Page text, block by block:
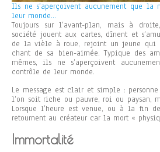
Ils ne s’aperçoivent aucunement que
leur monde…
Toujours sur l’avant-plan, mais à
société jouent aux cartes, dînent et
de la vièle à roue, rejoint un jeune qui
chant de sa bien-aimée. Typique des
mêmes, ils ne s’aperçoivent
contrôle de leur monde.
Le message est clair et simple :
l’on soit riche ou pauvre, roi ou paysan,
Lorsque l’heure est venue, ou à la fin
retournent au créateur car la mort «
Immortalité